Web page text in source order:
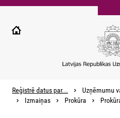
Pārlekt
galveno
Reģistrē datus par... Uzņēmumu
Izmaiņas
Prokūra